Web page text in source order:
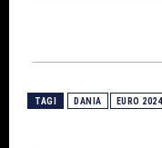
TAGI DANIA EURO 2024